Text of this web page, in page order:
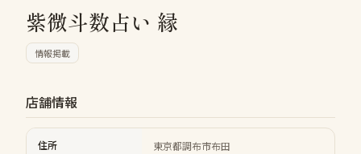
紫微斗数占い 縁
情報掲載
店舗情報
住所 東京都調布市布田